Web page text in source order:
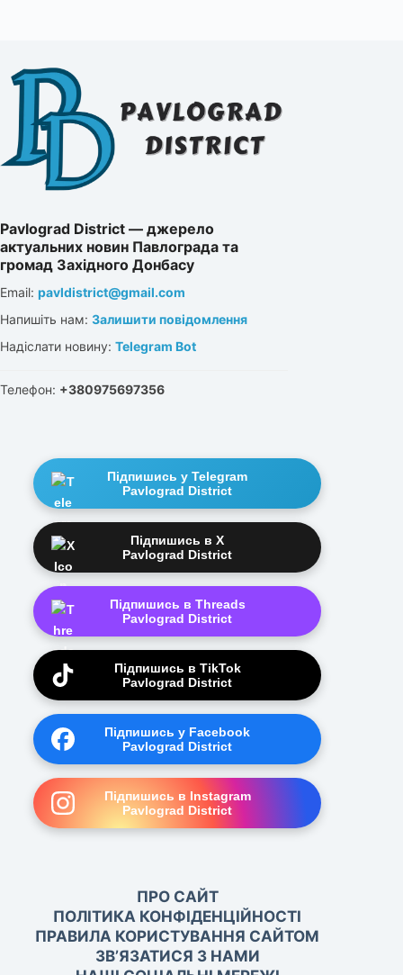
Pavlograd District — джерело
актуальних новин Павлограда та
громад Західного Донбасу
Email: pavldistrict@gmail.com
Напишіть нам: Залишити повідомлення
Надіслати новину: Telegram Bot
Телефон: +380975697356
Підпишись у Telegram
Pavlograd District
Підпишись в X
Pavlograd District
Підпишись в Threads
Pavlograd District
Підпишись в TikTok
Pavlograd District
Підпишись у Facebook
Pavlograd District
Підпишись в Instagram
Pavlograd District
ПРО САЙТ
ПОЛІТИКА КОНФІДЕНЦІЙНОСТІ
ПРАВИЛА КОРИСТУВАННЯ САЙТОМ
ЗВ’ЯЗАТИСЯ З НАМИ